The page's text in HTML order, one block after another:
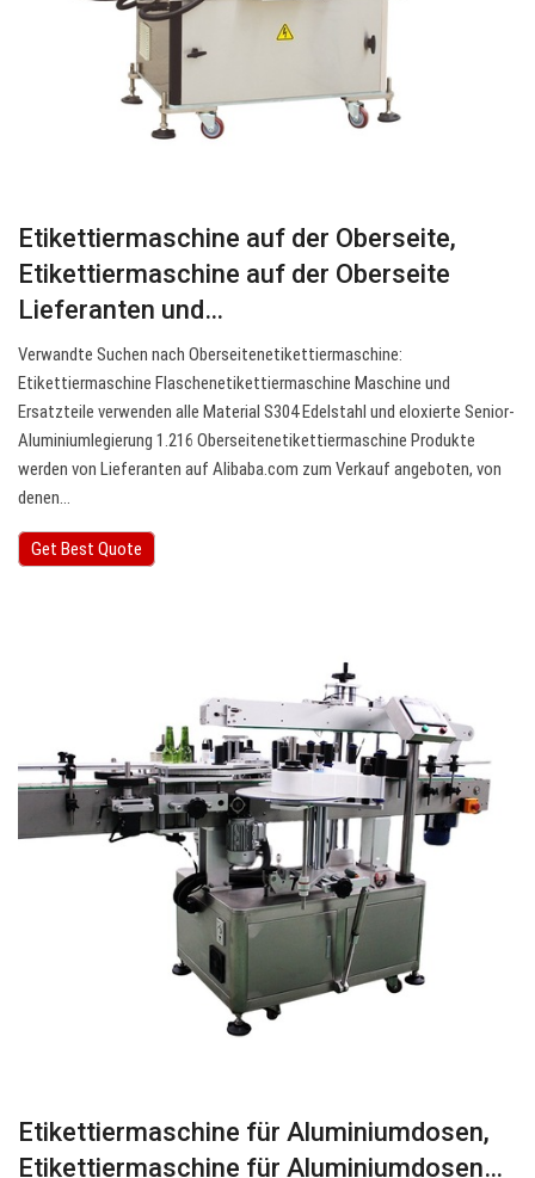
Etikettiermaschine auf der Oberseite,
Etikettiermaschine auf der Oberseite
Lieferanten und…
Verwandte Suchen nach Oberseitenetikettiermaschine:
Etikettiermaschine Flaschenetikettiermaschine Maschine und
Ersatzteile verwenden alle Material S304 Edelstahl und eloxierte Senior-
Aluminiumlegierung 1.216 Oberseitenetikettiermaschine Produkte
werden von Lieferanten auf Alibaba.com zum Verkauf angeboten, von
denen…
Get Best Quote
Etikettiermaschine für Aluminiumdosen,
Etikettiermaschine für Aluminiumdosen…